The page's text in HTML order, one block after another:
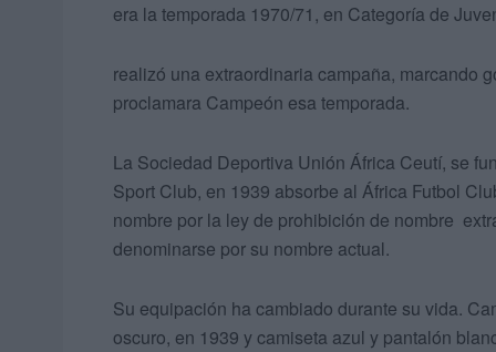
era la temporada 1970/71, en Categoría de
realizó una extraordinaria campaña, marcando
proclamara Campeón esa temporada.
La Sociedad Deportiva Unión África Ceutí, se
Sport Club, en 1939 absorbe al África Futbol
nombre por la ley de prohibición de nombre
denominarse por su nombre actual.
Su equipación ha cambiado durante su vida.
oscuro, en 1939 y camiseta azul y pantalón